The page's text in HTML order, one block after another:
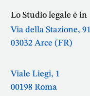
Lo Studio legale è in
Via della Stazione, 91
03032 Arce (FR)
Viale Liegi, 1
00198 Roma